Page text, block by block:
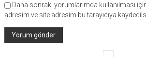
Daha sonraki yorumlarımda kullanılması
adresim ve site adresim bu tarayıcıya